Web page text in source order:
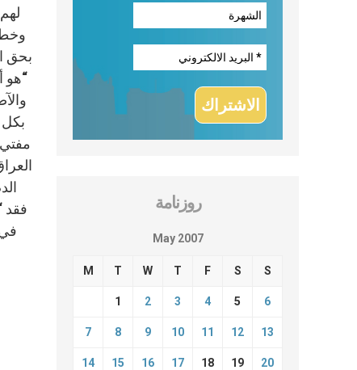
بحق
“هو
بكل
روزنامة
May 2007
M T W T F S S
1 2 3 4 5 6
7 8 9 10 11 12 13
14 15 16 17 18 19 20